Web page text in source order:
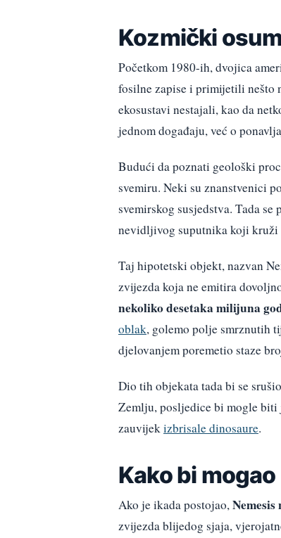
Kozmički
Početkom 1980-ih, dvojica
fosilne zapise i primijetili nešto
ekosustavi nestajali, kao da
jednom događaju, već o
Budući da poznati geološki
svemiru. Neki su znanstvenici
svemirskog susjedstva. Tada
nevidljivog suputnika koji kruži
Taj hipotetski objekt, nazvan
zvijezda koja ne emitira
nekoliko desetaka milijuna
oblak, golemo polje smrznutih
djelovanjem poremetio staze
Dio tih objekata tada bi se
Zemlju, posljedice bi mogle biti
zauvijekizbrisale dinosaure.
Kako bi
Ako je ikada postojao,
zvijezda blijedog sjaja,